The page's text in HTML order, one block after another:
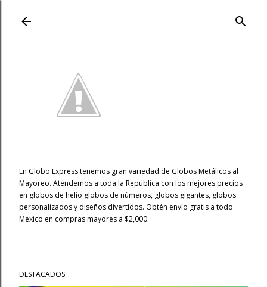
Ir al contenido principal
En Globo Express tenemos gran variedad de Globos Metálicos al
Mayoreo. Atendemos a toda la República con los mejores precios
en globos de helio globos de números, globos gigantes, globos
personalizados y diseños divertidos. Obtén envío gratis a todo
México en compras mayores a $2,000.
DESTACADOS